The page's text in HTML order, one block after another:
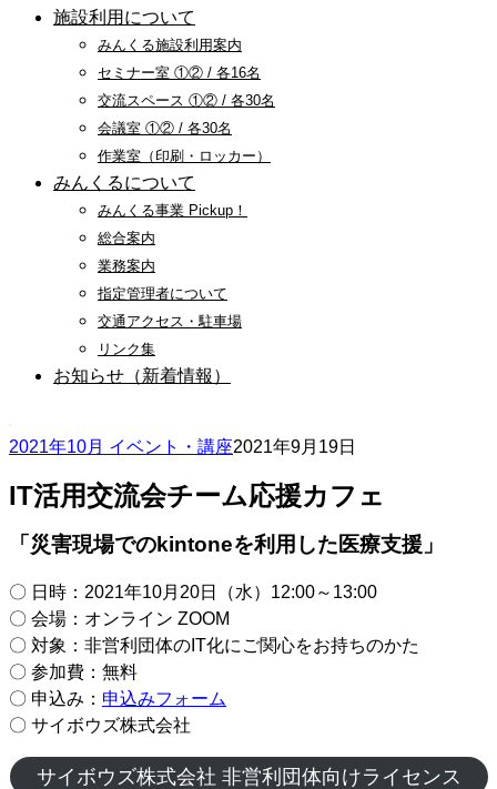
施設利用について
みんくる施設利用案内
セミナー室 ①② / 各16名
交流スペース ①② / 各30名
会議室 ①② / 各30名
作業室（印刷・ロッカー）
みんくるについて
みんくる事業 Pickup！
総合案内
業務案内
指定管理者について
交通アクセス・駐車場
リンク集
お知らせ（新着情報）
2021年10月 イベント・講座2021年9月19日
IT活用交流会チーム応援カフェ
「災害現場でのkintoneを利用した医療支援」
〇 日時：2021年10月20日（水）12:00～13:00
〇 会場：オンライン ZOOM
〇 対象：非営利団体のIT化にご関心をお持ちのかた
〇 参加費：無料
〇 申込み： 申込みフォーム
〇 サイボウズ株式会社
サイボウズ株式会社 非営利団体向けライセンス